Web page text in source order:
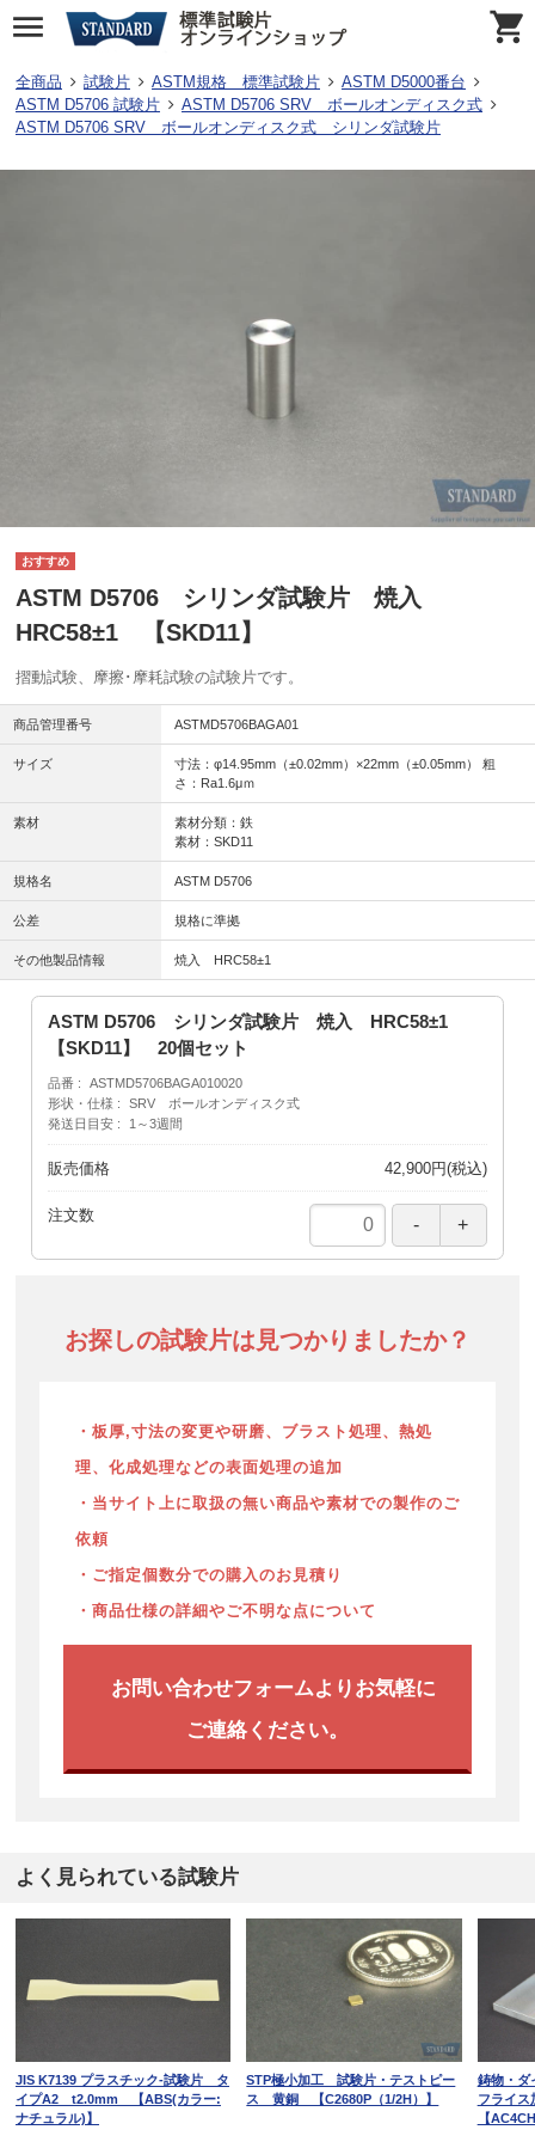
全商品 試験片 ASTM規格 標準試験片
ASTM D5000番台
ASTM D5706 試験片
ASTM D5706 SRV ボールオンディスク式
ASTM D5706 SRV ボールオンディスク式 シリンダ試験片
ASTM D5706 シリンダ試験片 焼入
HRC58±1 【SKD11】
摺動試験、摩擦･摩耗試験の試験片です。
商品管理番号 ASTMD5706BAGA01
サイズ
寸法：φ14.95mm（±0.02mm）×22mm（±0.05mm） 粗
さ：Ra1.6μｍ
素材
素材分類：鉄
素材：SKD11
規格名 ASTM D5706
公差 規格に準拠
その他製品情報 焼入 HRC58±1
ASTM D5706 シリンダ試験片 焼入 HRC58±1
【SKD11】 20個セット
品番
ASTMD5706BAGA010020
形状・仕様
SRV ボールオンディスク式
発送日目安
1～3週間
販売価格 42,900円(税込)
注文数
お探しの試験片は見つかりましたか？
・板厚,寸法の変更や研磨、ブラスト処理、熱処
理、化成処理などの表面処理の追加
・当サイト上に取扱の無い商品や素材での製作のご
依頼
・ご指定個数分での購入のお見積り
・商品仕様の詳細やご不明な点について
お問い合わせフォームよりお気軽に
ご連絡ください。
よく見られている試験片
JIS K7139 プラスチック-試験片 タ
イプA2 t2.0mm 【ABS(カラー:
ナチュラル)】
STP極小加工 試験片・テストピー
ス 黄銅 【C2680P（1/2H）】
鋳物・
フライ
【